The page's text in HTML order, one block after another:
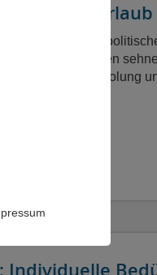
kleiner Urlaub
der schwierigen
Ruhe und Erholung
Individuelle